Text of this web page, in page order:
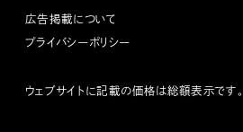
広告掲載について
プライバシーポリシー
ウェブサイトに記載の価格は総額表示です。